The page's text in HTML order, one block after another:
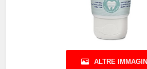
ALTRE IMMAGINI